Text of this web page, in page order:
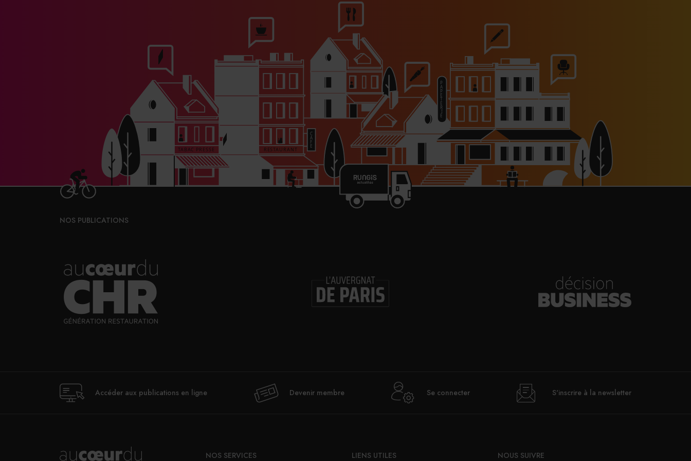
les gestes techniques de la salle comme le flambage, la découpe ou encore la
présentation des plateaux de fromages ont été remis en avant, ce qui redonne au
service ses lettres de noblesse », note-t-il. Il ne s’agit toutefois pas d’opposer salle et
cuisine, au contraire, c’est avant tout un travail d’équipe.« Les grands chefs ont bien
conscience que s’ils font un plat magnifique, il doit être bien servi et s’ils font un plat
moyen, un bon service lessauvera,ajoute Lorenzo Dri.Le client va au restaurant parce
qu’il sait que les plats sont bons, mais il y retourne, car il a été bien servi. »
À LIRE AUSSI
Un trophée pour les jeunes
En plus des gestes techniques, André Terrail mentionne le côté spectacle de la
fonction du maître d’hôtel.« Le service a repris sa dimension théâtrale, de discours et
française.
« On entend parfois que servir est dégradant, au contraire, c’est une immense fierté
»,assure-t-il. Il espère que l’organisation de concours, à l’image du trophée Delair,
permettra de redorer le blason des métiers de salle.
NOS PUBLICATIONS
Accéder aux publications en ligne Devenir membre Se connecter S'inscrire à la newsletter
NOS SERVICES LIENS UTILES
NOUS SUIVRE